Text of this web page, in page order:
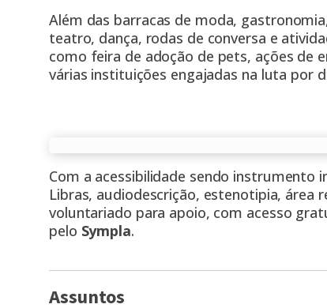
Além das barracas de moda,
teatro, dança, rodas de conversa e
como feira de adoção de pets, ações de
várias instituições engajadas na luta por
Com a acessibilidade sendo instrumento
Libras, audiodescrição, estenotipia, área
voluntariado para apoio, com acesso
pelo Sympla.
Assuntos